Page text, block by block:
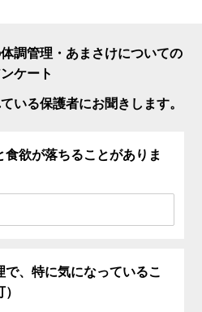
調管理・あまさけについての
ケート
いる保護者にお聞きします。
食欲が落ちることがありま
、特に気になっているこ